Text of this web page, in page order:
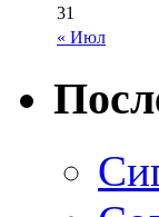
« Июл
31